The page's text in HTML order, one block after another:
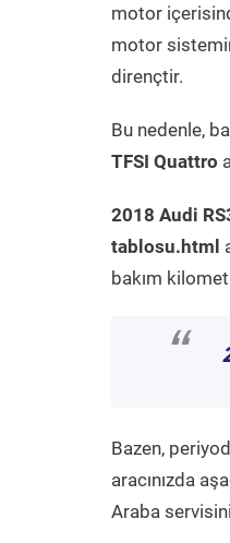
motor
motor
dirençtir.
Bu nedenle,
TFSI Quattro
2018 Audi
tablosu.html
bakım
“
Bazen,
aracınızda
Araba